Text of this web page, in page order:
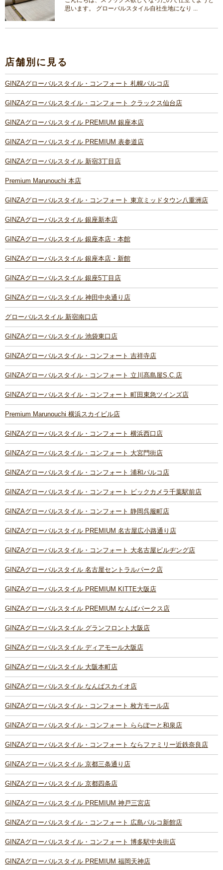
思います。 グローバルスタイル自社生地になり ...
店舗別に見る
GINZAグローバルスタイル・コンフォート 札幌パルコ店
GINZAグローバルスタイル・コンフォート クラックス仙台店
GINZAグローバルスタイル PREMIUM 銀座本店
GINZAグローバルスタイル PREMIUM 表参道店
GINZAグローバルスタイル 新宿3丁目店
Premium Marunouchi 本店
GINZAグローバルスタイル・コンフォート 東京ミッドタウン八重洲店
GINZAグローバルスタイル 銀座新本店
GINZAグローバルスタイル 銀座本店・本館
GINZAグローバルスタイル 銀座本店・新館
GINZAグローバルスタイル 銀座5丁目店
GINZAグローバルスタイル 神田中央通り店
グローバルスタイル 新宿南口店
GINZAグローバルスタイル 池袋東口店
GINZAグローバルスタイル・コンフォート 吉祥寺店
GINZAグローバルスタイル・コンフォート 立川髙島屋S.C.店
GINZAグローバルスタイル・コンフォート 町田東急ツインズ店
Premium Marunouchi 横浜スカイビル店
GINZAグローバルスタイル・コンフォート 横浜西口店
GINZAグローバルスタイル・コンフォート 大宮門街店
GINZAグローバルスタイル・コンフォート 浦和パルコ店
GINZAグローバルスタイル・コンフォート ビックカメラ千葉駅前店
GINZAグローバルスタイル・コンフォート 静岡呉服町店
GINZAグローバルスタイル PREMIUM 名古屋広小路通り店
GINZAグローバルスタイル・コンフォート 大名古屋ビルヂング店
GINZAグローバルスタイル 名古屋セントラルパーク店
GINZAグローバルスタイル PREMIUM KITTE大阪店
GINZAグローバルスタイル PREMIUM なんばパークス店
GINZAグローバルスタイル グランフロント大阪店
GINZAグローバルスタイル ディアモール大阪店
GINZAグローバルスタイル 大阪本町店
GINZAグローバルスタイル なんばスカイオ店
GINZAグローバルスタイル・コンフォート 枚方モール店
GINZAグローバルスタイル・コンフォート ららぽーと和泉店
GINZAグローバルスタイル・コンフォート ならファミリー近鉄奈良店
GINZAグローバルスタイル 京都三条通り店
GINZAグローバルスタイル 京都四条店
GINZAグローバルスタイル PREMIUM 神戸三宮店
GINZAグローバルスタイル・コンフォート 広島パルコ新館店
GINZAグローバルスタイル・コンフォート 博多駅中央街店
GINZAグローバルスタイル PREMIUM 福岡天神店